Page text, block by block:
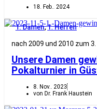
18. Feb.. 2024
1. Damen,1. Herren
nach 2009 und 2010 zum 3.
Unsere Damen
Pokalturnier in
8. Nov.. 2023
von Dr. Frank Haustein